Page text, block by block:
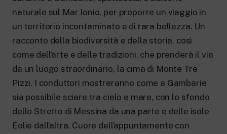
Approfondimenti culturali su Arte,
Letteratura, Storia e molto altro.
Rai Cultura
Per le scuole secondarie di I e II grado,
l’Università, i Docenti e l’istruzione degli
naturale sul Mar Ionio, per proporre un viaggio in
un territorio incontaminato e di rara bellezza. Un
racconto della biodiversità e della storia, così
come dell’arte e delle tradizioni, che prenderà il via
da un luogo straordinario, la cima di Monte Tre
Pizzi. I conduttori mostreranno come a Gambarie
sia possibile sciare tra cielo e mare, con lo sfondo
dello Stretto di Messina da una parte e delle isole
Eolie dall’altra. Cuore dell’appuntamento con